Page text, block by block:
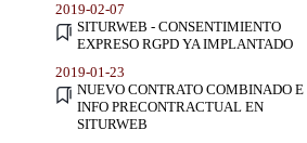
2019-02-07
SITURWEB - CONSENTIMIENTO
EXPRESO RGPD YA IMPLANTADO
2019-01-23
NUEVO CONTRATO COMBINADO E
INFO PRECONTRACTUAL EN
SITURWEB